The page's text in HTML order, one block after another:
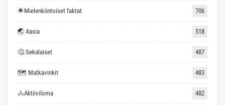
🌟Mielenkiintoiset faktat 706
🌏 Aasia 518
🤔 Sekalaiset 487
🗺 Matkavinkit 483
🚴Aktiiviloma 482